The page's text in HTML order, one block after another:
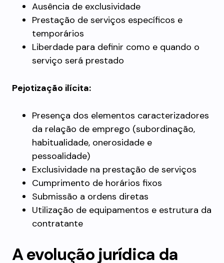
Ausência de exclusividade
Prestação de serviços específicos e
temporários
Liberdade para definir como e quando o
serviço será prestado
Pejotização ilícita:
Presença dos elementos caracterizadores
da relação de emprego (subordinação,
habitualidade, onerosidade e
pessoalidade)
Exclusividade na prestação de serviços
Cumprimento de horários fixos
Submissão a ordens diretas
Utilização de equipamentos e estrutura da
contratante
A evolução jurídica da